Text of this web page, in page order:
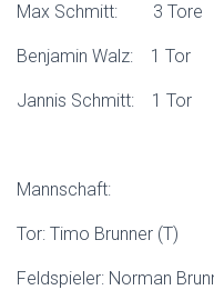
Max Schmitt: 3 Tore
Benjamin Walz: 1 Tor
Jannis Schmitt: 1 Tor
Mannschaft:
Tor: Timo Brunner (T)
Feldspieler: Norman